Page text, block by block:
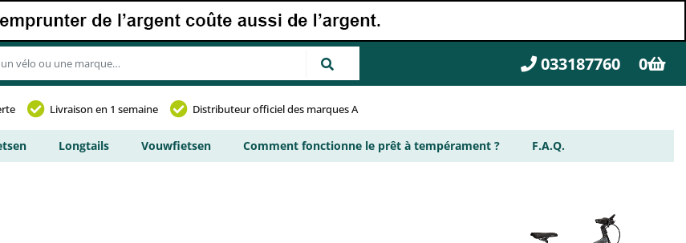
033187760 0
Livraison en 1 semaine Distributeur officiel des marques A
Longtails Vouwfietsen Comment fonctionne le prêt à tempérament ? F.A.Q.